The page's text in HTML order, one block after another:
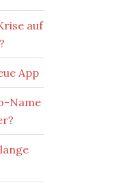
auf
App
Name